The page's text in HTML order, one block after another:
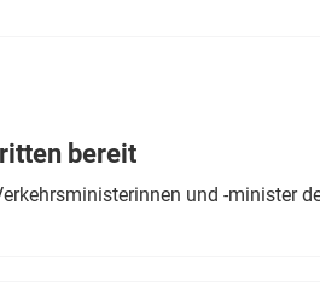
bereit
und -minister